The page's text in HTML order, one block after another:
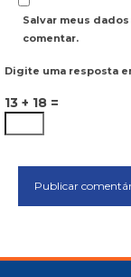
Salvar meus
comentar.
Digite uma resposta
13 + 18 =